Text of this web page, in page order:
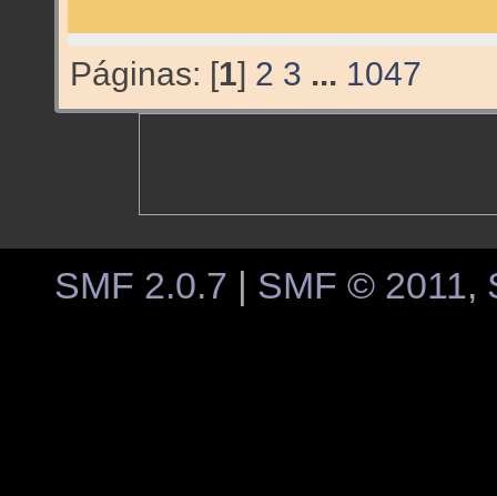
Páginas: [1] 2 3 ... 1047
SMF 2.0.7 SMF © 2011,